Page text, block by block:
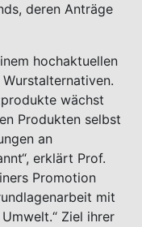
deren Anträge
hochaktuellen
wächst
Produkten selbst
an
erklärt Prof.
Promotion
mit
Ziel ihrer